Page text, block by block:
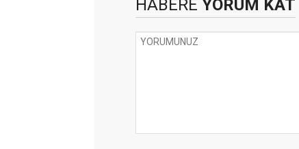
HABERE YORUM KAT